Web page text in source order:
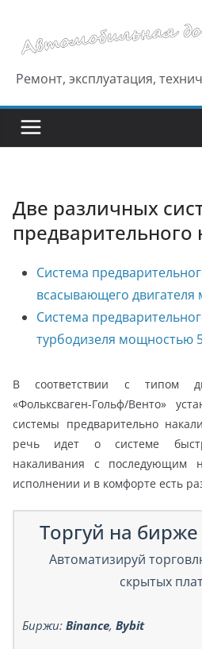
содержимому
Ремонт, эксплуатация,
Две различных
предварительного
Система
всасывающего
Система
турбодизеля мощностью
В соответствии с типом
«Фольксваген-Гольф/Венто»
системы предварительно
речь идет о системе
накаливания с последующим
исполнении и в комфорте есть
Торгуй на
Автоматизируй
скрытых
Биржи: Binance, Bybit